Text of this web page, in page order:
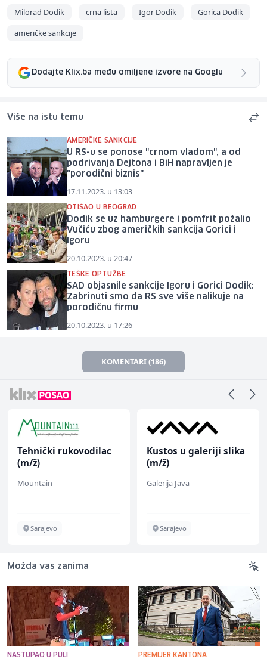
Milorad Dodik crna lista Igor Dodik
Gorica Dodik
američke sankcije
Dodajte Klix.ba među omiljene izvore na Googlu
Više na istu temu
AMERIČKE SANKCIJE
U RS-u se ponose "crnom vladom", a od
podrivanja Dejtona i BiH napravljen je
"porodični biznis"
17.11.2023. u 13:03
OTIŠAO U BEOGRAD
Dodik se uz hamburgere i pomfrit požalio
Vučiću zbog američkih sankcija Gorici i
Igoru
20.10.2023. u 20:47
TEŠKE OPTUŽBE
SAD objasnile sankcije Igoru i Gorici Dodik:
Zabrinuti smo da RS sve više nalikuje na
porodičnu firmu
20.10.2023. u 17:26
KOMENTARI (186)
Tehnički rukovodilac
(m/ž)
Mountain
Sarajevo
Kustos u galeriji slika
(m/ž)
Galerija Java
Sarajevo
Možda vas zanima
NASTUPAO U PULI PREMIJER KANTONA